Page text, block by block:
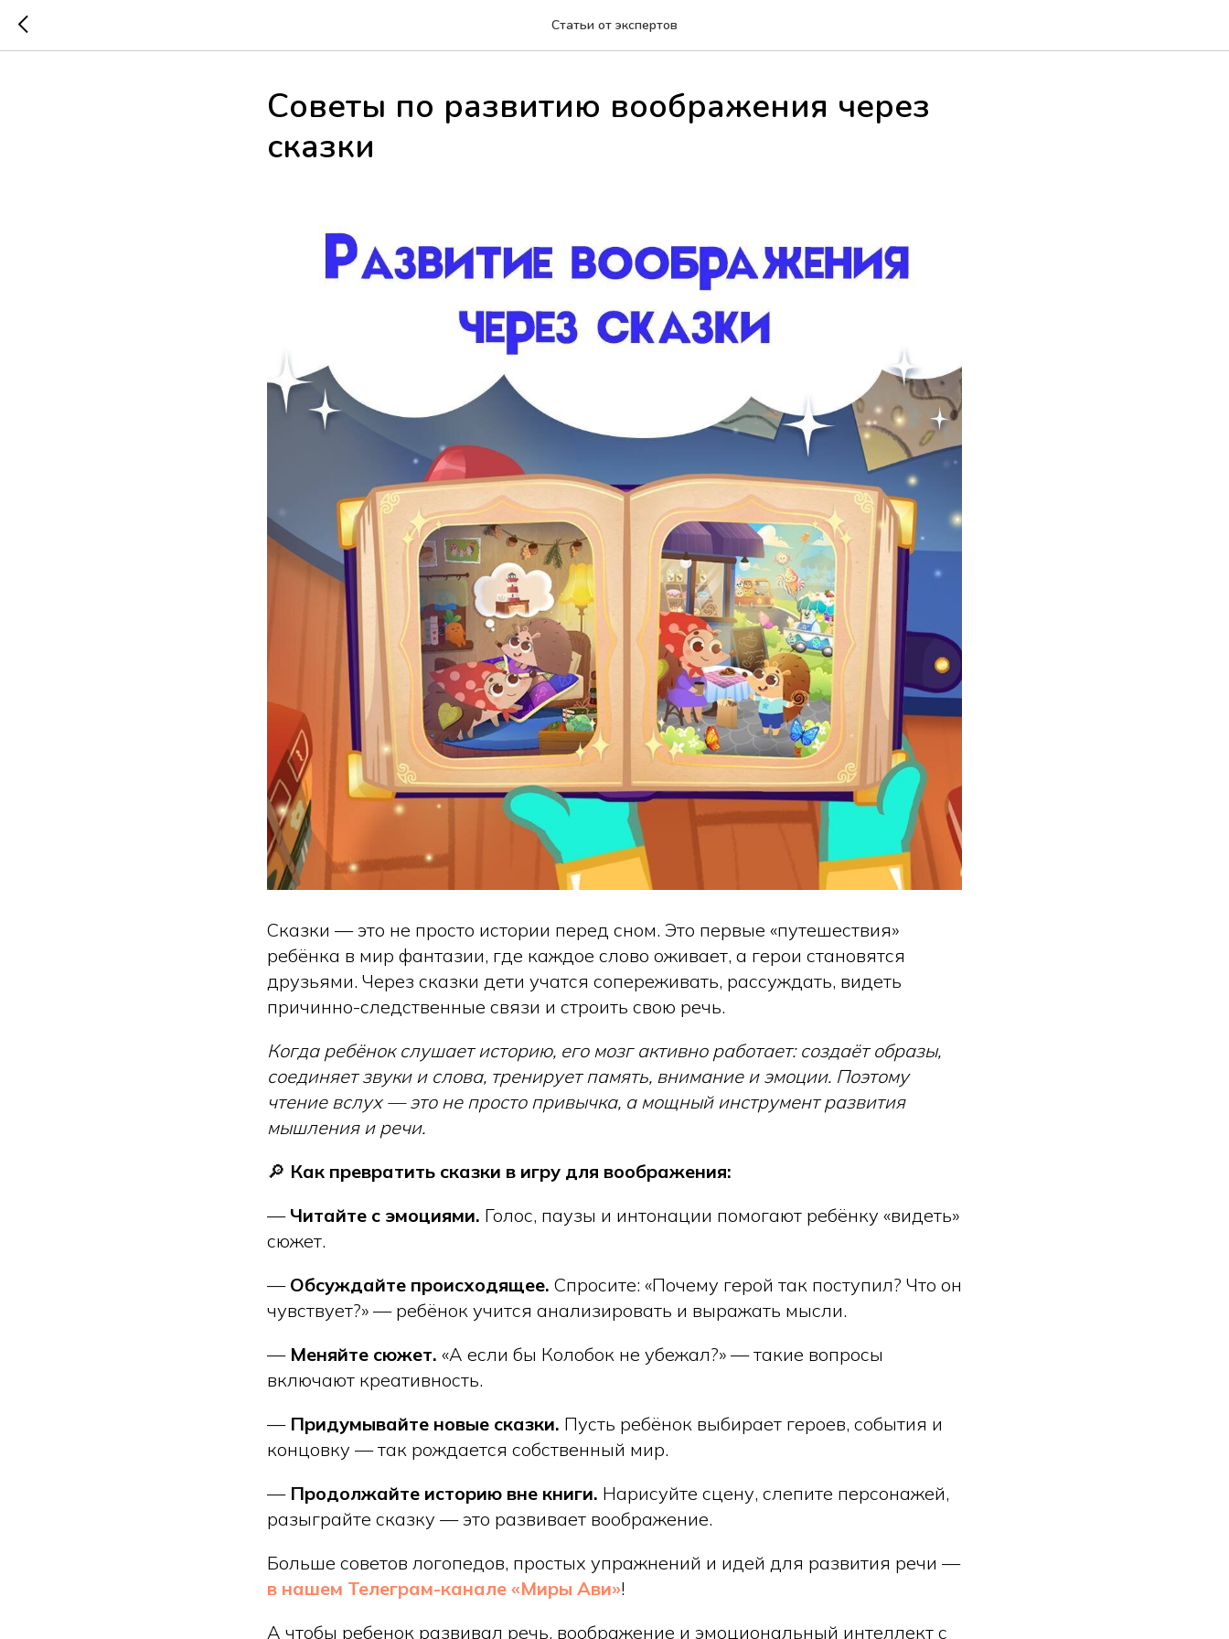
Статьи от экспертов
Советы по развитию воображения через
сказки
Сказки — это не просто истории перед сном. Это первые «путешествия»
ребёнка в мир фантазии, где каждое слово оживает, а герои становятся
друзьями. Через сказки дети учатся сопереживать, рассуждать, видеть
причинно-следственные связи и строить свою речь.
Когда ребёнок слушает историю, его мозг активно работает: создаёт образы,
соединяет звуки и слова, тренирует память, внимание и эмоции. Поэтому
чтение вслух — это не просто привычка, а мощный инструмент развития
мышления и речи.
🔎 Как превратить сказки в игру для воображения:
— Читайте с эмоциями. Голос, паузы и интонации помогают ребёнку «видеть»
сюжет.
— Обсуждайте происходящее. Спросите: «Почему герой так поступил? Что он
чувствует?» — ребёнок учится анализировать и выражать мысли.
— Меняйте сюжет. «А если бы Колобок не убежал?» — такие вопросы
включают креативность.
— Придумывайте новые сказки. Пусть ребёнок выбирает героев, события и
концовку — так рождается собственный мир.
— Продолжайте историю вне книги. Нарисуйте сцену, слепите персонажей,
разыграйте сказку — это развивает воображение.
Больше советов логопедов, простых упражнений и идей для развития речи —
в нашем Телеграм-канале «Миры Ави»!
А чтобы ребенок развивал речь, воображение и эмоциональный интеллект с